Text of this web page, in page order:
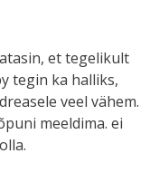
et tegelikult
tegin ka halliks,
veel vähem.
meeldima. ei